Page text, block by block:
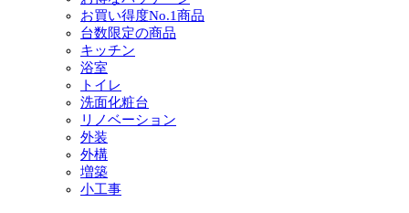
お買い得度No.1商品
台数限定の商品
キッチン
浴室
トイレ
洗面化粧台
リノベーション
外装
外構
増築
小工事